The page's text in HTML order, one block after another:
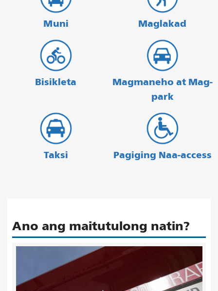
Muni Maglakad
Bisikleta
Magmaneho at Mag-
park
Taksi Pagiging Naa-access
Ano ang maitutulong natin?